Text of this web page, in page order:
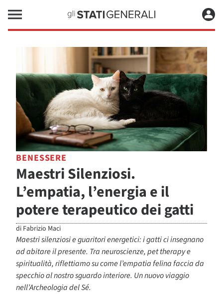
BENESSERE
Maestri Silenziosi.
L’empatia, l’energia e il
potere terapeutico dei gatti
di Fabrizio Maci
Maestri silenziosi e guaritori energetici: i gatti ci insegnano
ad abitare il presente. Tra neuroscienze, pet therapy e
spiritualità, riflettiamo su come l’empatia felina faccia da
specchio al nostro sguardo interiore. Un nuovo viaggio
nell’Archeologia del Sé.